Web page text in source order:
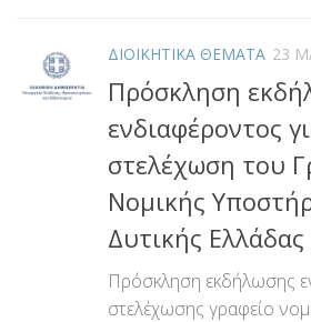
ΔΙΟΙΚΗΤΙΚΑ ΘΕΜΑΤΑ 23
Πρόσκληση
ενδιαφέροντος
στελέχωση του
Νομικής
Δυτικής Ελλάδας
Πρόσκληση εκδήλωσης
στελέχωσης γραφείο